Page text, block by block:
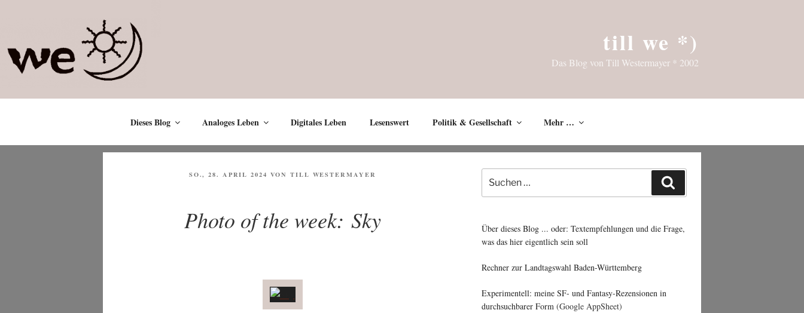
till we *)
Das Blog von Till Westermayer * 2002
Dieses Blog Analoges Leben Digitales Leben Lesenswert Politik & Gesellschaft Mehr …
VERÖFFENTLICHT
SO., 28. APRIL 2024 VONTILL WESTERMAYER
Photo of the week: Sky
nach:
Über dieses Blog ... oder: Textempfehlungen und die Frage,
was das hier eigentlich sein soll
Rechner zur Landtagswahl Baden-Württemberg
Experimentell: meine SF- und Fantasy-Rezensionen in
durchsuchbarer Form (Google AppSheet)